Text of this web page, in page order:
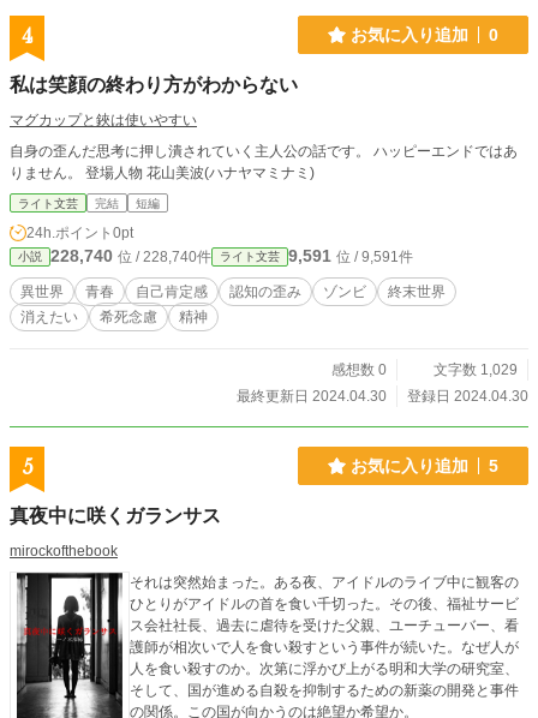
4 お気に入り追加 0
私は笑顔の終わり方がわからない
マグカップと鋏は使いやすい
自身の歪んだ思考に押し潰されていく主人公の話です。 ハッピーエンドではあ
りません。 登場人物 花山美波(ハナヤマミナミ)
ライト文芸 完結 短編
24h.ポイント 0pt
小説 228,740 位 / 228,740件 ライト文芸 9,591 位 / 9,591件
異世界 青春 自己肯定感 認知の歪み ゾンビ
終末世界
消えたい
希死念慮 精神
感想数 0
文字数 1,029
最終更新日 2024.04.30
登録日 2024.04.30
5 お気に入り追加 5
真夜中に咲くガランサス
mirockofthebook
それは突然始まった。ある夜、アイドルのライブ中に観客の
ひとりがアイドルの首を食い千切った。その後、福祉サービ
ス会社社長、過去に虐待を受けた父親、ユーチューバー、看
護師が相次いで人を食い殺すという事件が続いた。なぜ人が
人を食い殺すのか。次第に浮かび上がる明和大学の研究室、
そして、国が進める自殺を抑制するための新薬の開発と事件
の関係。この国が向かうのは絶望か希望か。